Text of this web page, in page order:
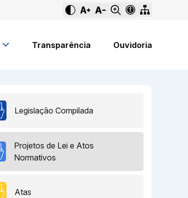
Transparência Ouvidoria
Legislação Compilada
Projetos de Lei e Atos
Normativos
Atas